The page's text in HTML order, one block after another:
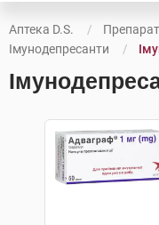
Аптека D.S.
Імунодепресанти